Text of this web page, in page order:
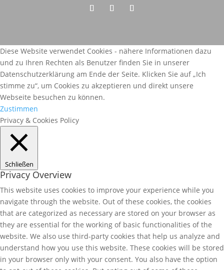
Diese Website verwendet Cookies - nähere Informationen dazu
und zu Ihren Rechten als Benutzer finden Sie in unserer
Datenschutzerklärung am Ende der Seite. Klicken Sie auf „Ich
stimme zu“, um Cookies zu akzeptieren und direkt unsere
Webseite besuchen zu können.
Zustimmen
Privacy & Cookies Policy
Schließen
Privacy Overview
This website uses cookies to improve your experience while you
navigate through the website. Out of these cookies, the cookies
that are categorized as necessary are stored on your browser as
they are essential for the working of basic functionalities of the
website. We also use third-party cookies that help us analyze and
understand how you use this website. These cookies will be stored
in your browser only with your consent. You also have the option